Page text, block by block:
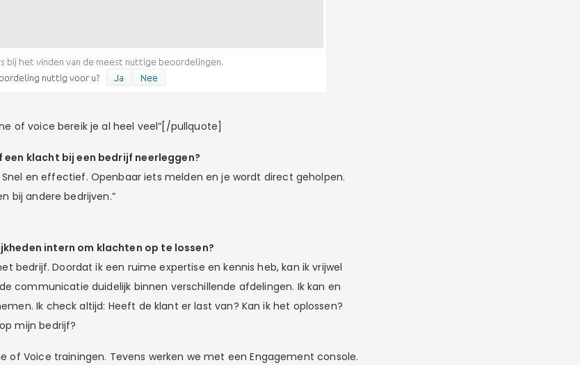
of voice bereik je al heel veel”[/pullquote]
een klacht bij een bedrijf neerleggen?
Snel en effectief. Openbaar iets melden en je wordt direct geholpen.
bij andere bedrijven.”
intern om klachten op te lossen?
bedrijf. Doordat ik een ruime expertise en kennis heb, kan ik vrijwel
communicatie duidelijk binnen verschillende afdelingen. Ik kan en
Ik check altijd: Heeft de klant er last van? Kan ik het oplossen?
mijn bedrijf?
of Voice trainingen. Tevens werken we met een Engagement console.